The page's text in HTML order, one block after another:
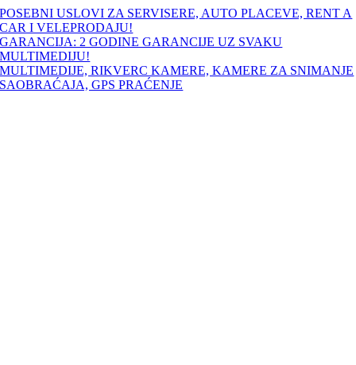
Skip
to
content
POSEBNI USLOVI ZA SERVISERE, AUTO PLACEVE, RENT A
CAR I VELEPRODAJU!
GARANCIJA: 2 GODINE GARANCIJE UZ SVAKU
MULTIMEDIJU!
MULTIMEDIJE, RIKVERC KAMERE, KAMERE ZA SNIMANJE
SAOBRAĆAJA, GPS PRAĆENJE